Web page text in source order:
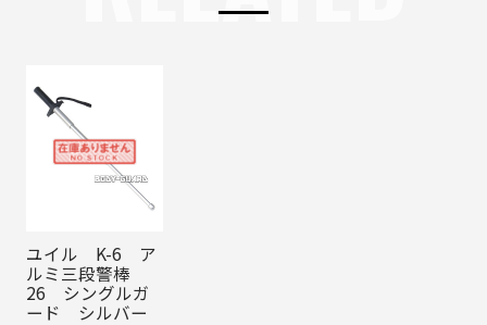
ユイル K-6 ア
ルミ三段警棒
26 シングルガ
ード シルバー